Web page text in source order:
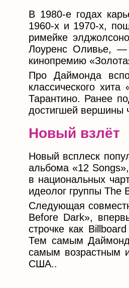
В 1980-е годах
1960-х и 1970-х,
римейке
Лоуренс Оливье, —
кинопремию
Про Даймонда
классического
Тарантино. Ранее
достигшей вершины
Новый взлёт
Новый всплеск
альбома «12
в национальных
идеолог группы The
Следующая
Before Dark»,
строчке как
Тем самым
самым возрастным
США..